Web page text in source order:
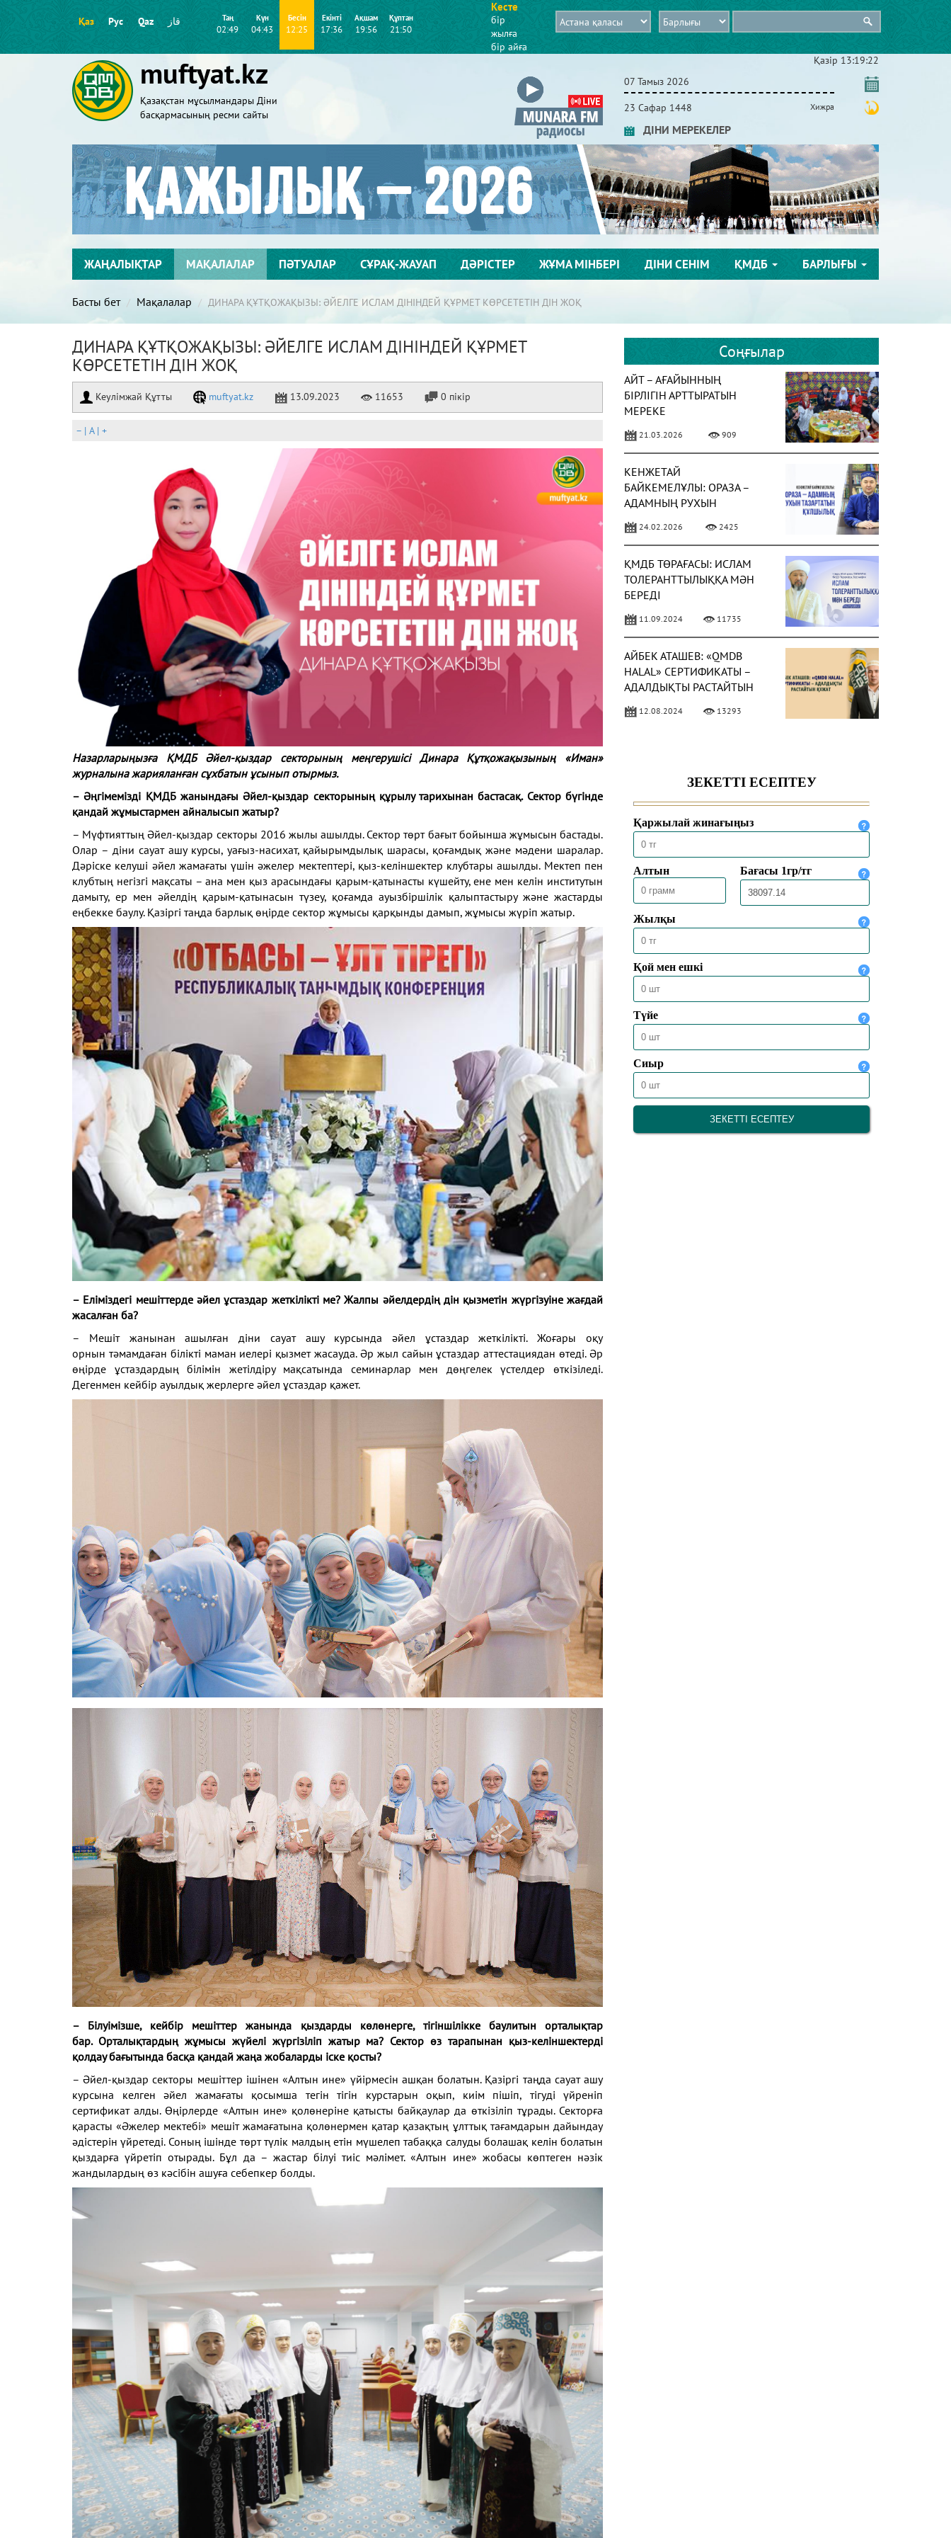
Қаз Рус Qaz قاز Таң
02:49
Күн
04:43
Бесін
12:25
Екінті
17:36
Ақшам
19:56
Құптан
21:50
Кесте
бір
жылға
бір айға
muftyat.kz
Қазақстан мұсылмандары Діни
басқармасының ресми сайты
Қазір 13:19:24
07 Тамыз 2026
23 Сафар 1448 Хижра
ДІНИ МЕРЕКЕЛЕР
ЖАҢАЛЫҚТАР МАҚАЛАЛАР ПӘТУАЛАР СҰРАҚ-ЖАУАП ДӘРІСТЕР ЖҰМА МІНБЕРІ ДІНИ СЕНІМ ҚМДБ БАРЛЫҒЫ
Басты бет Мақалалар ДИНАРА ҚҰТҚОЖАҚЫЗЫ: ӘЙЕЛГЕ ИСЛАМ ДІНІНДЕЙ ҚҰРМЕТ КӨРСЕТЕТІН ДІН ЖОҚ
ДИНАРА ҚҰТҚОЖАҚЫЗЫ: ӘЙЕЛГЕ ИСЛАМ ДІНІНДЕЙ ҚҰРМЕТ
КӨРСЕТЕТІН ДІН ЖОҚ
Кеулімжай Құтты muftyat.kz 13.09.2023 11653 0 пікір
– | A| +
Назарларыңызға ҚМДБ Әйел-қыздар секторының меңгерушісі Динара Құтқожақызының «Иман»
журналына жарияланған сұхбатын ұсынып отырмыз.
– Әңгімемізді ҚМДБ жанындағы Әйел-қыздар секторының құрылу тарихынан бастасақ. Сектор бүгінде
қандай жұмыстармен айналысып жатыр?
– Мүфтияттың Әйел-қыздар секторы 2016 жылы ашылды. Сектор төрт бағыт бойынша жұмысын бастады.
Олар – діни сауат ашу курсы, уағыз-насихат, қайырымдылық шарасы, қоғамдық және мәдени шаралар.
Дәріске келуші әйел жамағаты үшін әжелер мектептері, қыз-келіншектер клубтары ашылды. Мектеп пен
клубтың негізгі мақсаты – ана мен қыз арасындағы қарым-қатынасты күшейту, ене мен келін институтын
дамыту, ер мен әйелдің қарым-қатынасын түзеу, қоғамда ауызбіршілік қалыптастыру және жастарды
еңбекке баулу. Қазіргі таңда барлық өңірде сектор жұмысы қарқынды дамып, жұмысы жүріп жатыр.
– Еліміздегі мешіттерде әйел ұстаздар жеткілікті ме? Жалпы әйелдердің дін қызметін жүргізуіне жағдай
жасалған ба?
– Мешіт жанынан ашылған діни сауат ашу курсында әйел ұстаздар жеткілікті. Жоғары оқу
орнын тәмамдаған білікті маман иелері қызмет жасауда. Әр жыл сайын ұстаздар аттестациядан өтеді. Әр
өңірде ұстаздардың білімін жетілдіру мақсатында семинарлар мен дөңгелек үстелдер өткізіледі.
Дегенмен кейбір ауылдық жерлерге әйел ұстаздар қажет.
– Білуімізше, кейбір мешіттер жанында қыздарды көлөнерге, тігіншілікке баулитын орталықтар
бар. Орталықтардың жұмысы жүйелі жүргізіліп жатыр ма? Сектор өз тарапынан қыз-келіншектерді
қолдаубағытында басқа қандай жаңа жобаларды іске қосты?
– Әйел-қыздар секторы мешіттер ішінен «Алтын ине» үйірмесін ашқан болатын. Қазіргі таңда сауаташу
курсына келген әйел жамағаты қосымша тегін тігін курстарын оқып, киім пішіп, тігуді үйреніп
сертификаталды. Өңірлерде «Алтын ине» қолөнеріне қатыстыбайқаулар да өткізіліп тұрады. Секторға
қарасты«Әжелер мектебі» мешіт жамағатына қолөнермен қатар қазақтың ұлттық тағамдарын дайындау
әдістерінүйретеді. Соның ішінде төрт түлік малдың етін мүшелептабаққа салуды болашақ келін болатын
қыздарғаүйретіп отырады. Бұл да – жастар білуі тиіс мәлімет.«Алтын ине» жобасы көптеген нәзік
жандылардың өз кәсібін ашуға себепкер болды.
Соңғылар
АЙТ – АҒАЙЫННЫҢ
БІРЛІГІН АРТТЫРАТЫН
МЕРЕКЕ
21.03.2026 909
КЕНЖЕТАЙ
БАЙКЕМЕЛҰЛЫ: ОРАЗА –
АДАМНЫҢ РУХЫН
24.02.2026 2425
ҚМДБ ТӨРАҒАСЫ: ИСЛАМ
ТОЛЕРАНТТЫЛЫҚҚА МӘН
БЕРЕДІ
11.09.2024 11735
АЙБЕК АТАШЕВ: «QMDB
HALAL» СЕРТИФИКАТЫ –
АДАЛДЫҚТЫ РАСТАЙТЫН
12.08.2024 13293
13.07.2024 13573
ДӘСТҮРЛІ ДІННІҢ УЫЗЫНА
ЖАРЫҒАН ҰРПАҚ ЖАТ
АҒЫМҒА ТӨТЕП БЕРЕ
АЛАДЫ
06.03.2024